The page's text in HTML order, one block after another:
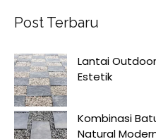
Post Terbaru
Lantai
Estetik
Kombinasi
Natural